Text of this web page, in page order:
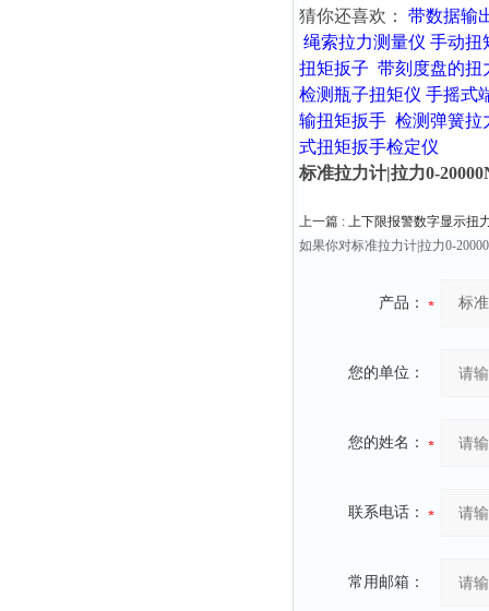
猜你还喜欢：
带数据输
绳索拉力测量仪 手动扭
扭矩扳子 带刻度盘的扭
检测瓶子扭矩仪 手摇式
输扭矩扳手 检测弹簧拉
式扭矩扳手检定仪
标准拉力计|拉力0-
上一篇 : 上下限报警数字显示扭
如果你对标准拉力计|拉力0-
产品：
您的单位：
您的姓名：
联系电话：
常用邮箱：